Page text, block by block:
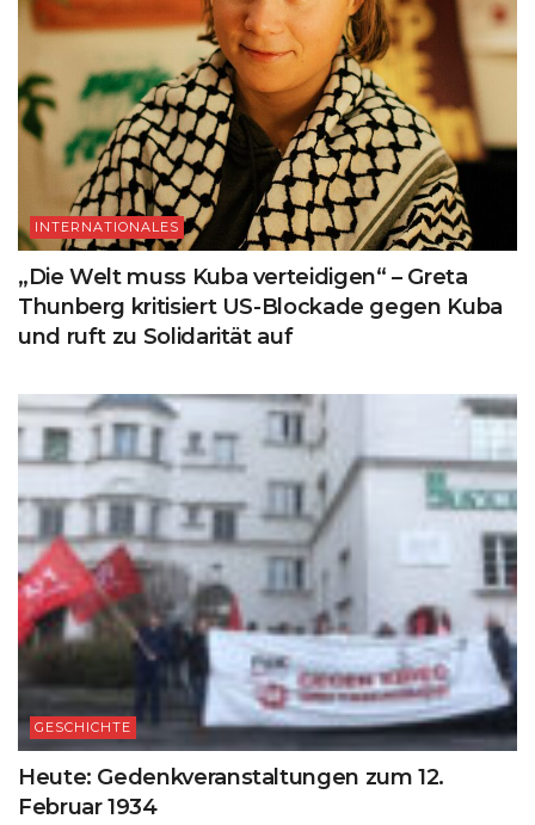
INTERNATIONALES
„Die Welt muss Kuba verteidigen“ – Greta
Thunberg kritisiert US-Blockade gegen Kuba
und ruft zu Solidarität auf
GESCHICHTE
Heute: Gedenkveranstaltungen zum 12.
Februar 1934